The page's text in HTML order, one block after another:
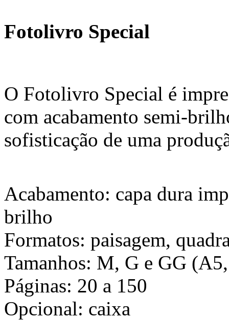
Fotolivro Special
O Fotolivro Special é
com acabamento semi-
sofisticação de uma
Acabamento: capa dura
brilho
Formatos: paisagem,
Tamanhos: M, G e GG
Páginas: 20 a 150
Opcional: caixa